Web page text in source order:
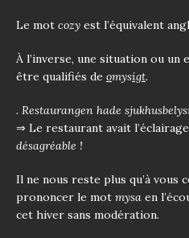
Le mot cozy est l’équivalent
À l’inverse, une situation ou
être qualifiés de omysigt.
. Restaurangen hade
⇒ Le restaurant avait
désagréable !
Il ne nous reste plus qu’à vous
prononcer le mot mysa en
cet hiver sans modération.